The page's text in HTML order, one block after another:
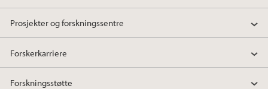
Prosjekter og forskningssentre
Forskerkarriere
Forskningsstøtte